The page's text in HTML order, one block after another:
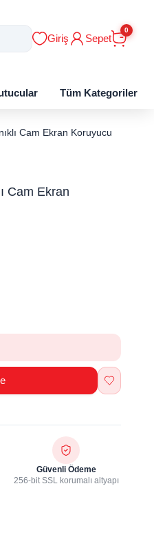
Giriş Sepet
0
Tüm Kategoriler
Cam Ekran Koruyucu
Cam Ekran
Güvenli Ödeme
256-bit SSL korumalı altyapı